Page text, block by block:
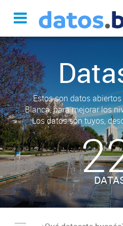
Estos son datos
Blanca, para mejorar los
Los datos son tuyos,